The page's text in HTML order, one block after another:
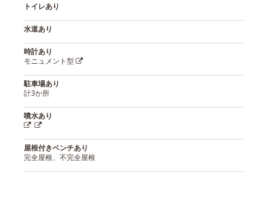
トイレあり
水道あり
時計あり
モニュメント型
駐車場あり
計3か所
噴水あり
屋根付きベンチあり
完全屋根、不完全屋根